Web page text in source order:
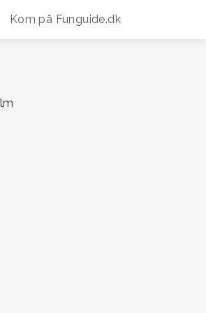
Kom på Funguide.dk